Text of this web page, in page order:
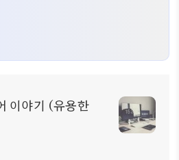
이야기 (유용한